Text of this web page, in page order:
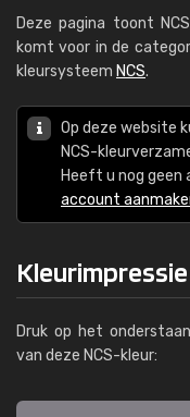
Deze pagina toont
komt voor in de
kleursysteem NCS.
Op deze website
NCS-
Heeft u nog geen
account
Kleurimpressie
Druk op het
van deze NCS-kleur: